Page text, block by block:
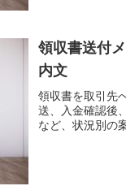
領収書送付
内文
領収書を取引先
送、入金確認後
など、状況別の